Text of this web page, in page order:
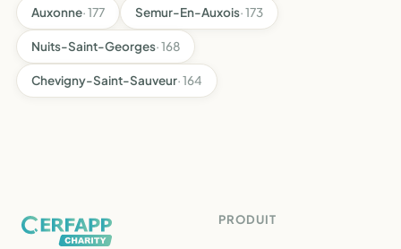
Auxonne· 177 Semur-En-Auxois· 173
Nuits-Saint-Georges· 168
Chevigny-Saint-Sauveur· 164
PRODUIT